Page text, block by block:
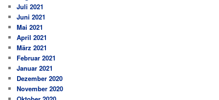
Juli 2021
Juni 2021
Mai 2021
April 2021
März 2021
Februar 2021
Januar 2021
Dezember 2020
November 2020